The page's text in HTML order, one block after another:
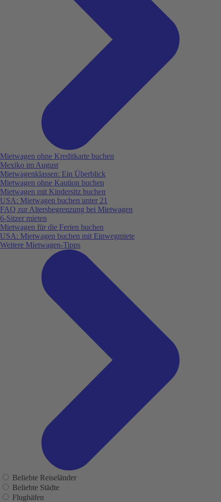
Mietwagen ohne Kreditkarte buchen
Mexiko im August
Mietwagenklassen: Ein Überblick
Mietwagen ohne Kaution buchen
Mietwagen mit Kindersitz buchen
USA: Mietwagen buchen unter 21
FAQ zur Altersbegrenzung bei Mietwagen
6-Sitzer mieten
Mietwagen für die Ferien buchen
USA: Mietwagen buchen mit Einwegmiete
Weitere Mietwagen-Tipps
Beliebte Reiseländer
Beliebte Städte
Flughäfen